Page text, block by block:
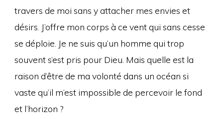
travers de moi sans y attacher mes envies et
désirs. J’offre mon corps à ce vent qui sans cesse
se déploie. Je ne suis qu’un homme qui trop
souvent s’est pris pour Dieu. Mais quelle est la
raison d’être de ma volonté dans un océan si
vaste qu’il m’est impossible de percevoir le fond
et l’horizon ?